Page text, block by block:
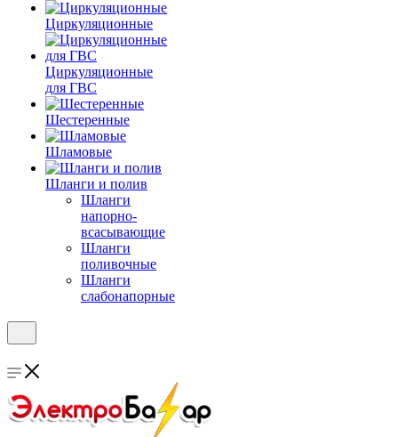
Циркуляционные
Циркуляционные
для ГВС
Шестеренные
Шламовые
Шланги и полив
Шланги
напорно-
всасывающие
Шланги
поливочные
Шланги
слабонапорные